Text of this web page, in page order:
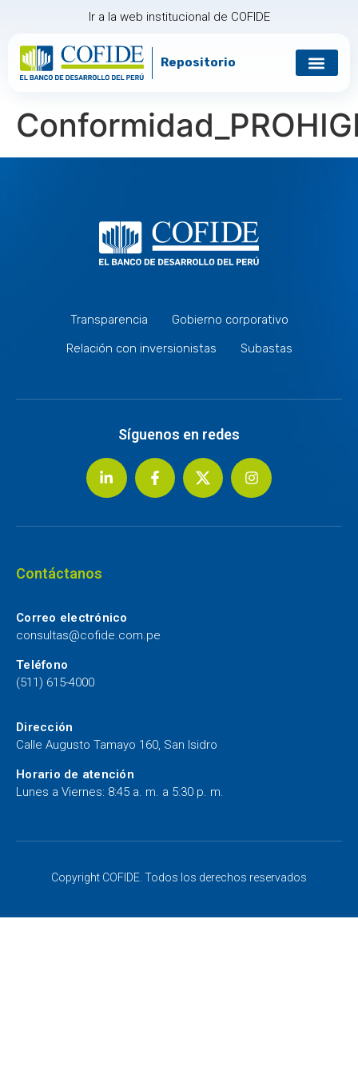
Ir a la web institucional de COFIDE
Repositorio
Transparencia
Gobierno corporativo
Relación con inversionistas
Subastas
Síguenos en redes
Contáctanos
Correo electrónico
consultas@cofide.com.pe
Teléfono
(511) 615-4000
Dirección
Calle Augusto Tamayo 160, San Isidro
Horario de atención
Lunes a Viernes: 8:45 a. m. a 5:30 p. m.
Copyright COFIDE. Todos los derechos reservados